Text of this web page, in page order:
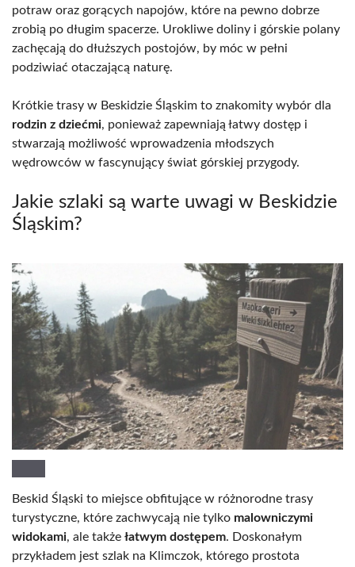
potraw oraz gorących napojów, które na pewno dobrze
zrobią po długim spacerze. Urokliwe doliny i górskie polany
zachęcają do dłuższych postojów, by móc w pełni
podziwiać otaczającą naturę.
Krótkie trasy w Beskidzie Śląskim to znakomity wybór dla
rodzin z dziećmi, ponieważ zapewniają łatwy dostęp i
stwarzają możliwość wprowadzenia młodszych
wędrowców w fascynujący świat górskiej przygody.
Jakie szlaki są warte uwagi w Beskidzie
Śląskim?
Beskid Śląski to miejsce obfitujące w różnorodne trasy
turystyczne, które zachwycają nie tylko malowniczymi
widokami, ale także łatwym dostępem. Doskonałym
przykładem jest szlak na Klimczok, którego prostota